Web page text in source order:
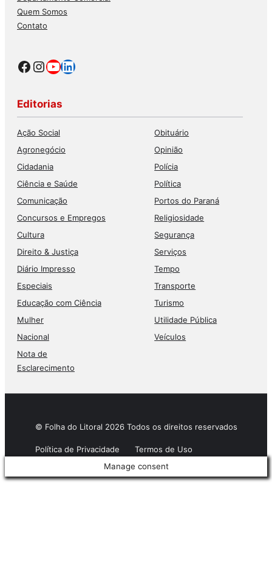
Quem Somos
Contato
Facebook
Instagram
Youtube
LinkedIn
Editorias
Ação Social
Agronegócio
Cidadania
Ciência e Saúde
Comunicação
Concursos e Empregos
Cultura
Direito & Justiça
Diário Impresso
Especiais
Educação com Ciência
Mulher
Nacional
Nota de
Esclarecimento
Obituário
Opinião
Polícia
Política
Portos do Paraná
Religiosidade
Segurança
Serviços
Tempo
Transporte
Turismo
Utilidade Pública
Veículos
© Folha do Litoral 2026 Todos os direitos reservados
Política de Privacidade
Termos de Uso
Manage consent